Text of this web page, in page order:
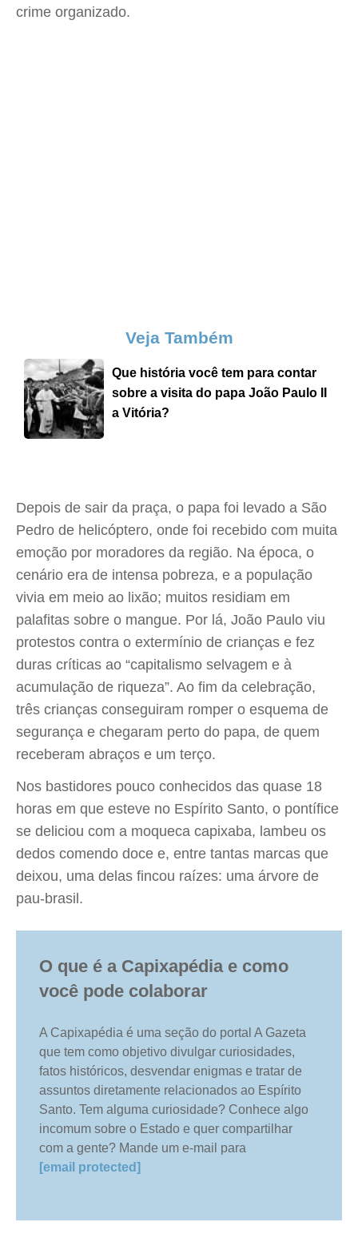
crime organizado.
Veja Também
Que história você tem para contar
sobre a visita do papa João Paulo II
a Vitória?
Depois de sair da praça, o papa foi levado a São
Pedro de helicóptero, onde foi recebido com muita
emoção por moradores da região. Na época, o
cenário era de intensa pobreza, e a população
vivia em meio ao lixão; muitos residiam em
palafitas sobre o mangue. Por lá, João Paulo viu
protestos contra o extermínio de crianças e fez
duras críticas ao “capitalismo selvagem e à
acumulação de riqueza”. Ao fim da celebração,
três crianças conseguiram romper o esquema de
segurança e chegaram perto do papa, de quem
receberam abraços e um terço.
Nos bastidores pouco conhecidos das quase 18
horas em que esteve no Espírito Santo, o pontífice
se deliciou com a moqueca capixaba, lambeu os
dedos comendo doce e, entre tantas marcas que
deixou, uma delas fincou raízes: uma árvore de
pau-brasil.
O que é a Capixapédia e como
você pode colaborar
A Capixapédia é uma seção do portal A Gazeta
que tem como objetivo divulgar curiosidades,
fatos históricos, desvendar enigmas e tratar de
assuntos diretamente relacionados ao Espírito
Santo. Tem alguma curiosidade? Conhece algo
incomum sobre o Estado e quer compartilhar
com a gente? Mande um e-mail para
[email protected]